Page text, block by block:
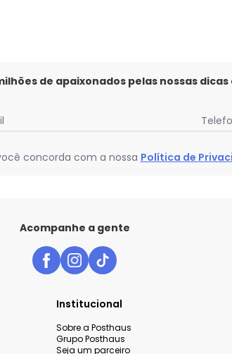
de apaixonados pelas nossas
concorda com a nossa Política de
Acompanhe a gente
Institucional
Sobre a Posthaus
Grupo Posthaus
Seja um parceiro